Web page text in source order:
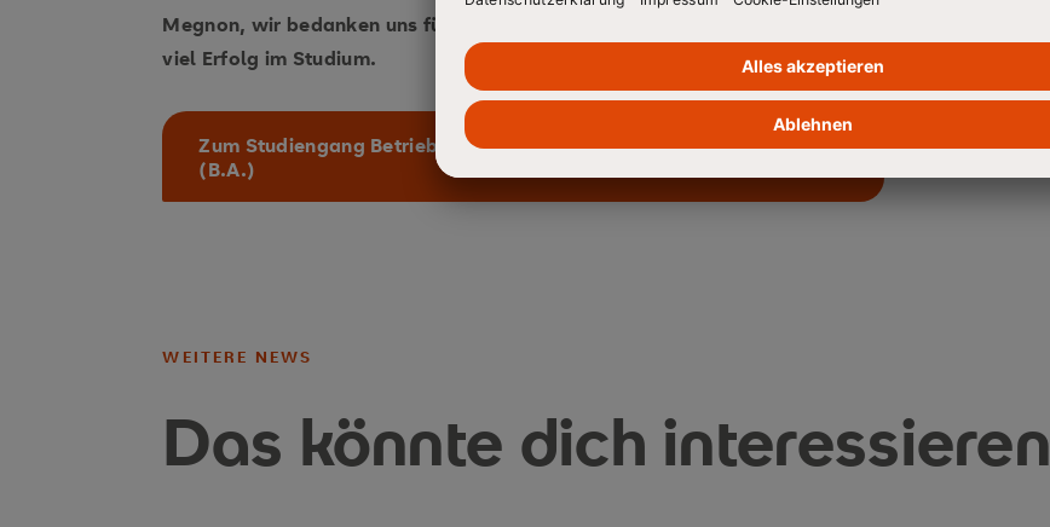
Megnon, wir bedanken uns für das Gespräch und wünschen Ihnen weiterhin
viel Erfolg im Studium.
Zum Studiengang Betriebswirtschaft und Gesundheitsmanagement
(B.A.)
WEITERE NEWS
Das könnte dich interessieren